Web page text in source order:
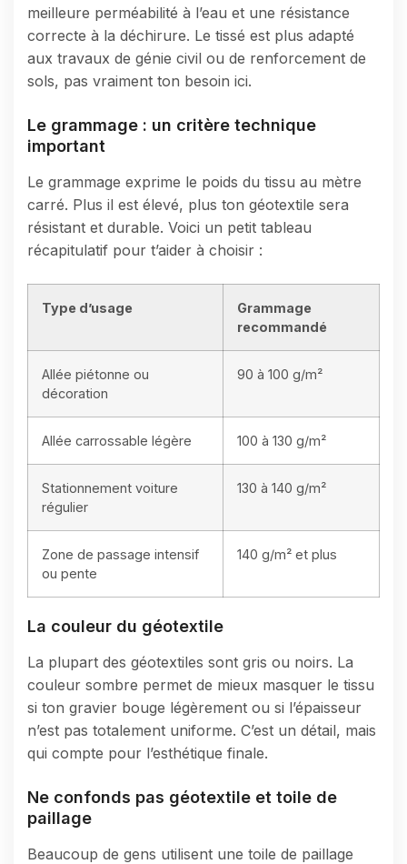
meilleure perméabilité à l’eau et une résistance
correcte à la déchirure. Le tissé est plus adapté
aux travaux de génie civil ou de renforcement de
sols, pas vraiment ton besoin ici.
Le grammage : un critère technique
important
Le grammage exprime le poids du tissu au mètre
carré. Plus il est élevé, plus ton géotextile sera
résistant et durable. Voici un petit tableau
récapitulatif pour t’aider à choisir :
Type d’usage
Grammage
recommandé
Allée piétonne ou
décoration
90 à 100 g/m²
Allée carrossable légère 100 à 130 g/m²
Stationnement voiture
régulier
130 à 140 g/m²
Zone de passage intensif
ou pente
140 g/m² et plus
La couleur du géotextile
La plupart des géotextiles sont gris ou noirs. La
couleur sombre permet de mieux masquer le tissu
si ton gravier bouge légèrement ou si l’épaisseur
n’est pas totalement uniforme. C’est un détail, mais
qui compte pour l’esthétique finale.
Ne confonds pas géotextile et toile de
paillage
Beaucoup de gens utilisent une toile de paillage